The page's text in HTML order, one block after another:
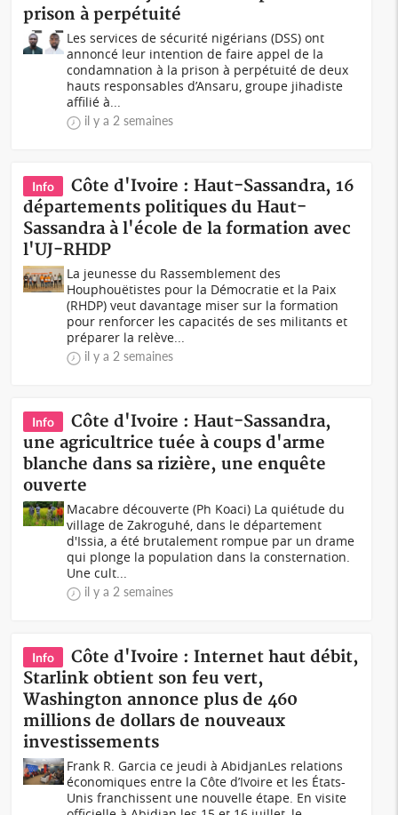
prison à perpétuité
Les services de sécurité nigérians (DSS) ont
annoncé leur intention de faire appel de la
condamnation à la prison à perpétuité de deux
hauts responsables d’Ansaru, groupe jihadiste
affilié à...
il y a 2 semaines
Info
Côte d'Ivoire : Haut-Sassandra, 16
départements politiques du Haut-
Sassandra à l'école de la formation avec
l'UJ-RHDP
La jeunesse du Rassemblement des
Houphouëtistes pour la Démocratie et la Paix
(RHDP) veut davantage miser sur la formation
pour renforcer les capacités de ses militants et
préparer la relève...
il y a 2 semaines
Info
Côte d'Ivoire : Haut-Sassandra,
une agricultrice tuée à coups d'arme
blanche dans sa rizière, une enquête
ouverte
Macabre découverte (Ph Koaci) La quiétude du
village de Zakroguhé, dans le département
d'Issia, a été brutalement rompue par un drame
qui plonge la population dans la consternation.
Une cult...
il y a 2 semaines
Info
Côte d'Ivoire : Internet haut débit,
Starlink obtient son feu vert,
Washington annonce plus de 460
millions de dollars de nouveaux
investissements
Frank R. Garcia ce jeudi à AbidjanLes relations
économiques entre la Côte d’Ivoire et les États-
Unis franchissent une nouvelle étape. En visite